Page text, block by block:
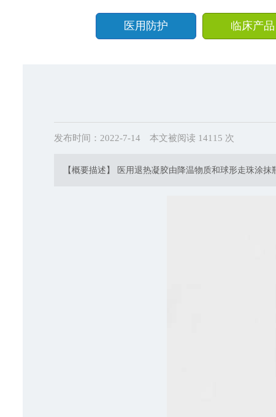
医用防护 临床产品
发布时间：2022-7-14 本文被阅读 14115 次
【概要描述】 医用退热凝胶由降温物质和球形走珠涂